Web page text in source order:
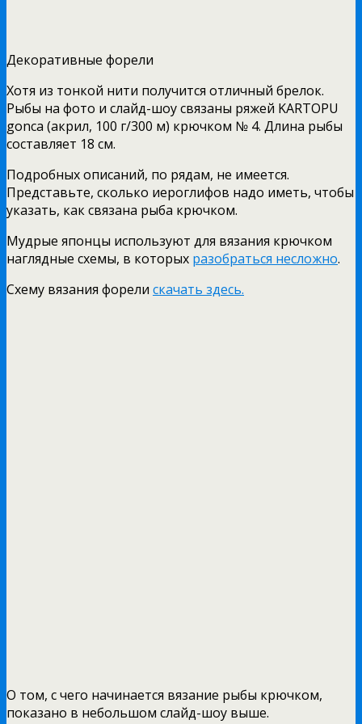
Декоративные форели
Хотя из тонкой нити получится отличный брелок.
Рыбы на фото и слайд-шоу связаны ряжей KARTOPU
gonca (акрил, 100 г/300 м) крючком № 4. Длина рыбы
составляет 18 см.
Подробных описаний, по рядам, не имеется.
Представьте, сколько иероглифов надо иметь, чтобы
указать, как связана рыба крючком.
Мудрые японцы используют для вязания крючком
наглядные схемы, в которых разобраться несложно.
Схему вязания форели скачать здесь.
О том, с чего начинается вязание рыбы крючком,
показано в небольшом слайд-шоу выше.